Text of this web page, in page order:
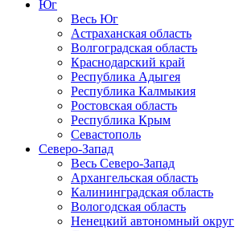
Юг
Весь Юг
Астраханская область
Волгоградская область
Краснодарский край
Республика Адыгея
Республика Калмыкия
Ростовская область
Республика Крым
Севастополь
Северо-Запад
Весь Северо-Запад
Архангельская область
Калининградская область
Вологодская область
Ненецкий автономный округ